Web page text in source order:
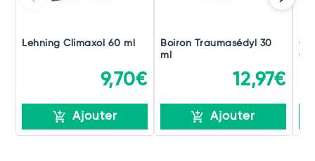
Lehning Climaxol 60 ml
9,70€
Ajouter
Boiron Traumasédyl 30
ml
12,97€
Ajouter